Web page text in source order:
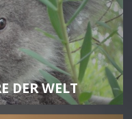
DER WELT